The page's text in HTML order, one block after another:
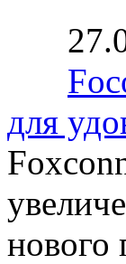
для
нового